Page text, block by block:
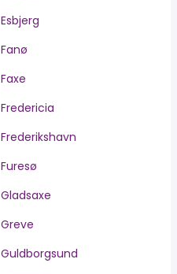
Esbjerg
Fanø
Faxe
Fredericia
Frederikshavn
Furesø
Gladsaxe
Greve
Guldborgsund